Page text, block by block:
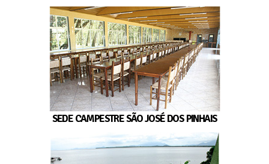
SEDE CAMPESTRE SÃO JOSÉ DOS PINHAIS